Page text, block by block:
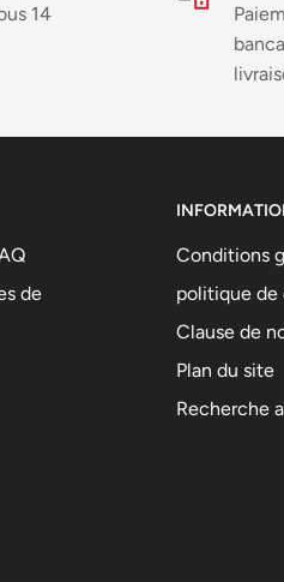
14
de
Conditions
politique
Clause de
Plan du site
Recherche